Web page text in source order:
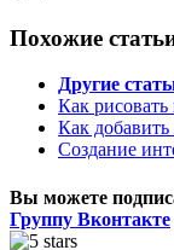
Похожие
Другие
Как
Как
Создание
Вы можете
Группу Вконтакте